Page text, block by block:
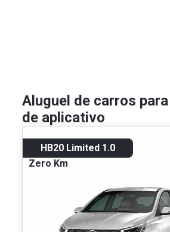
Aluguel de carros
de aplicativo
HB20 Limited 1.0
Zero Km